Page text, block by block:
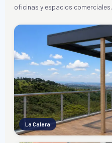
oficinas y espacios comerciales.
La Calera